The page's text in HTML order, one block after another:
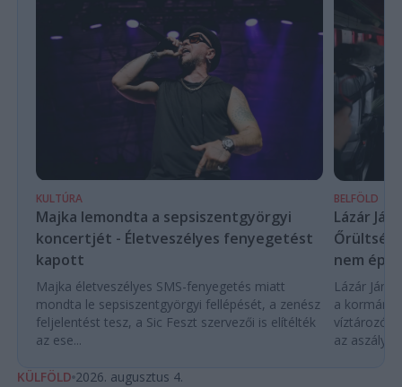
KULTÚRA
Majka lemondta a sepsiszentgyörgyi
koncertjét - Életveszélyes fenyegetést
kapott
Majka életveszélyes SMS-fenyegetés miatt
mondta le sepsiszentgyörgyi fellépését, a zenész
feljelentést tesz, a Sic Feszt szervezői is elítélték
az ese...
BELFÖLD
Lázár
Őrültség
nem
Lázár
a kormány
az
KÜLFÖLD 2026. augusztus 4.